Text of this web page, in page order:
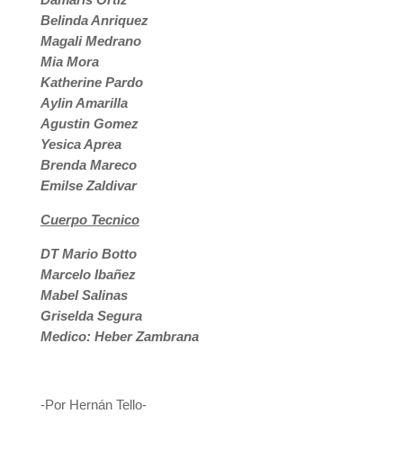
Belinda Anriquez
Magali Medrano
Mia Mora
Katherine Pardo
Aylin Amarilla
Agustin Gomez
Yesica Aprea
Brenda Mareco
Emilse Zaldivar
Cuerpo Tecnico
DT Mario Botto
Marcelo Ibañez
Mabel Salinas
Griselda Segura
Medico: Heber Zambrana
-Por Hernán Tello-